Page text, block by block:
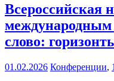
Всероссийская
международным
слово:
01.02.2026 Конференции,